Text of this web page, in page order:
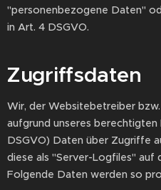
"personenbezogene Daten"
in Art. 4 DSGVO.
Zugriffsdaten
Wir, der Websitebetreiber
aufgrund unseres berechtigten
DSGVO) Daten über Zugriffe
diese als "Server-Logfiles" auf
Folgende Daten werden so